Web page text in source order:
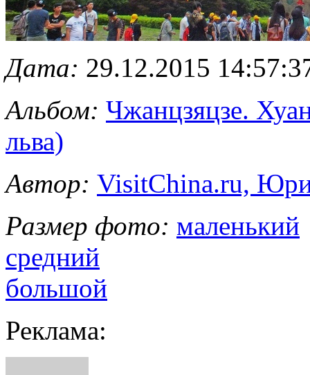
Дата: 29.12.2015
Альбом: Чжанцзяцзе.
льва)
Автор: VisitChina.ru,
Размер фото: маленький
средний
большой
Реклама: